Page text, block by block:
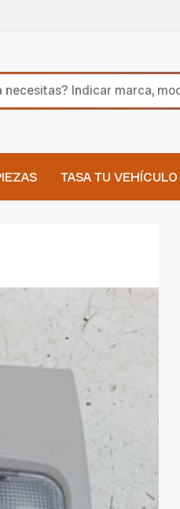
TASA TU VEHÍCULO